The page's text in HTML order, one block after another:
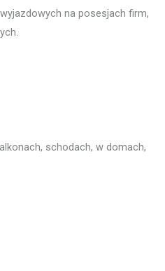
na posesjach firm,
schodach, w domach,